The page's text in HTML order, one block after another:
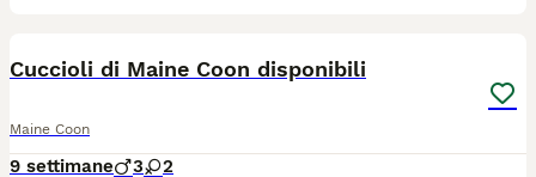
Cuccioli di Maine Coon disponibili
Maine Coon
9 settimane 3 2